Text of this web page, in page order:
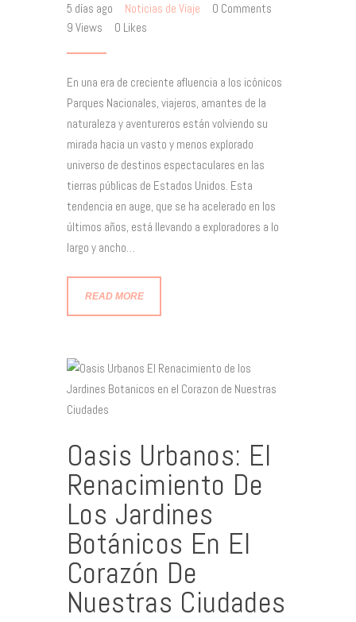
5 días ago Noticias de Viaje 0 Comments
9 Views 0 Likes
En una era de creciente afluencia a los icónicos
Parques Nacionales, viajeros, amantes de la
naturaleza y aventureros están volviendo su
mirada hacia un vasto y menos explorado
universo de destinos espectaculares en las
tierras públicas de Estados Unidos. Esta
tendencia en auge, que se ha acelerado en los
últimos años, está llevando a exploradores a lo
largo y ancho…
READ MORE
Oasis Urbanos: El
Renacimiento De
Los Jardines
Botánicos En El
Corazón De
Nuestras Ciudades